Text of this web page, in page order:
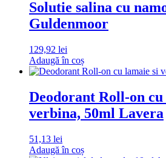
Solutie salina cu
Guldenmoor
129,92 lei
Adaugă în coș
Deodorant Roll-on cu
verbina, 50ml Lavera
51,13 lei
Adaugă în coș